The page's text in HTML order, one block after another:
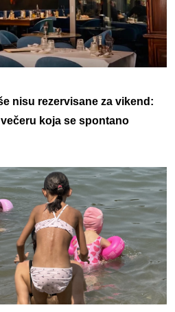
nisu rezervisane za vikend:
koja se spontano